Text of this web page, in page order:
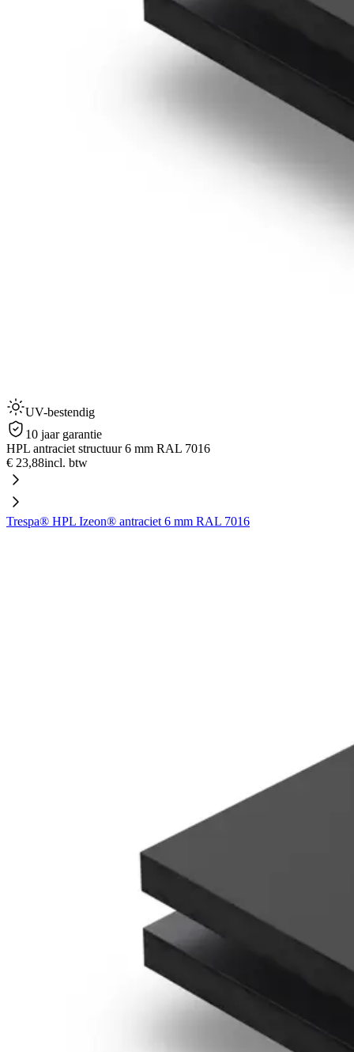
UV-bestendig
10 jaar garantie
HPL antraciet structuur 6 mm RAL 7016
€ 23,88incl. btw
Trespa® HPL Izeon® antraciet 6 mm RAL 7016